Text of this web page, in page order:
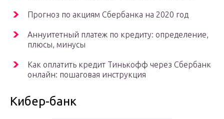
Прогноз по акциям Сбербанка на 2020 год
Аннуитетный платеж по кредиту: определение,
плюсы, минусы
Как оплатить кредит Тинькофф через Сбербанк
онлайн: пошаговая инструкция
Кибер-банк